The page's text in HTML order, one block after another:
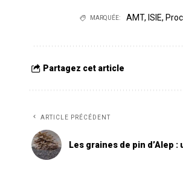
MARQUÉE: AMT, ISIE,
Partagez cet article
ARTICLE PRÉCÉDENT
Les graines de pin d’Alep